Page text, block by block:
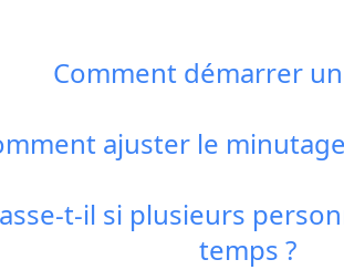
Comment démarrer
ajuster le
t-il si plusieurs
temps ?